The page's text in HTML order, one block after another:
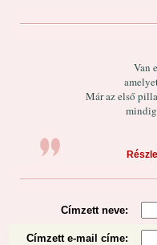
Van
Már az első
Címzett neve:
Címzett e-mail címe: